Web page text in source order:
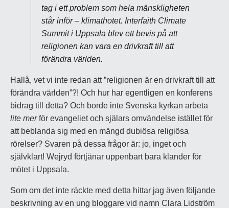
tag i ett problem som hela mänskligheten
står inför – klimathotet. Interfaith Climate
Summit i Uppsala blev ett bevis på att
religionen kan vara en drivkraft till att
förändra världen.
Hallå, vet vi inte redan att ”religionen är en drivkraft till att
förändra världen”?! Och hur har egentligen en konferens
bidrag till detta? Och borde inte Svenska kyrkan arbeta
lite merför evangeliet och själars omvändelse istället för
att beblanda sig med en mängd dubiösa religiösa
rörelser? Svaren på dessa frågor är: jo, inget och
självklart! Wejryd förtjänar uppenbart bara klander för
mötet i Uppsala.
Som om det inte räckte med detta hittar jag även följande
beskrivning av en ung bloggare vid namn Clara Lidström